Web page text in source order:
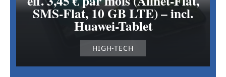
SMS-Flat, 10 GB LTE) – incl.
Huawei-Tablet
HIGH-TECH